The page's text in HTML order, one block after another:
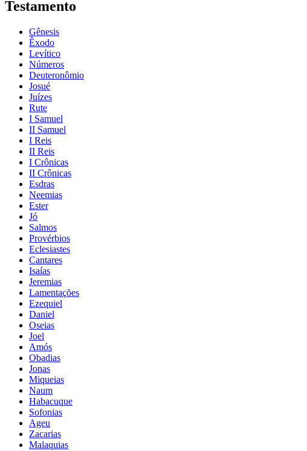
Testamento
Gênesis
Êxodo
Levítico
Números
Deuteronômio
Josué
Juízes
Rute
I Samuel
II Samuel
I Reis
II Reis
I Crônicas
II Crônicas
Esdras
Neemias
Ester
Jó
Salmos
Provérbios
Eclesiastes
Cantares
Isaías
Jeremias
Lamentações
Ezequiel
Daniel
Oseias
Joel
Amós
Obadias
Jonas
Miqueias
Naum
Habacuque
Sofonias
Ageu
Zacarias
Malaquias